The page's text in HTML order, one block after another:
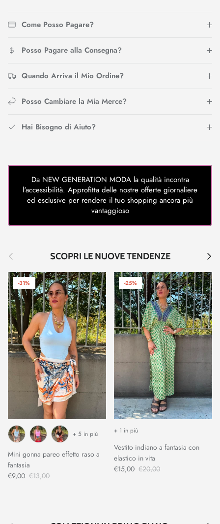
Come Posso Pagare?
Posso Pagare alla Consegna?
Quando Arriva il Mio Ordine?
Posso Cambiare la Mia Merce?
Hai Bisogno di Aiuto?
Da NEW GENERATION MODA la qualità incontra
l'accessibilità. Approfitta delle nostre offerte giornaliere
ed esclusive per rendere il tuo shopping ancora più
vantaggioso
Indietro SCOPRI LE NUOVE TENDENZE
-31%
Mini gonna pareo effetto raso a
fantasia
€9,00 €13,00
+ 5 in più
-25%
Vestito indiano a fantasia con
elastico in vita
€15,00 €20,00
+ 1 in più